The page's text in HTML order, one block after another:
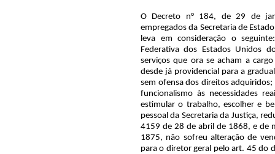
O Decreto n° 184, de 29 de
empregados da Secretaria de
leva em consideração o
Federativa dos Estados Unidos
serviços que ora se acham a
desde já providencial para a
sem ofensa dos direitos
funcionalismo às necessidades
estimular o trabalho, escolher e
pessoal da Secretaria da Justiça,
4159 de 28 de abril de 1868, e de
1875, não sofreu alteração de
para o diretor geral pelo art. 45 do